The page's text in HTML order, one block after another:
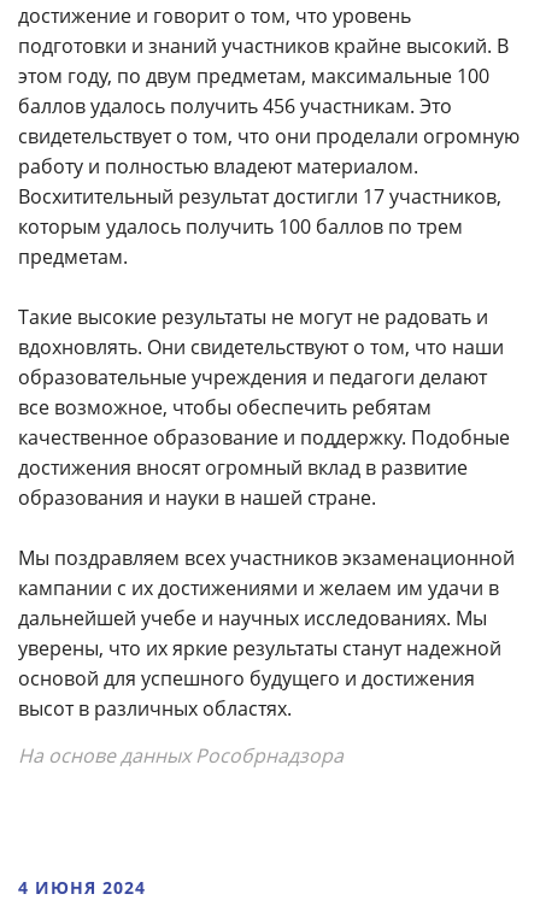
достижение и говорит о том, что уровень
подготовки и знаний участников крайне высокий. В
этом году, по двум предметам, максимальные 100
баллов удалось получить 456 участникам. Это
свидетельствует о том, что они проделали огромную
работу и полностью владеют материалом.
Восхитительный результат достигли 17 участников,
которым удалось получить 100 баллов по трем
предметам.
Такие высокие результаты не могут не радовать и
вдохновлять. Они свидетельствуют о том, что наши
образовательные учреждения и педагоги делают
все возможное, чтобы обеспечить ребятам
качественное образование и поддержку. Подобные
достижения вносят огромный вклад в развитие
образования и науки в нашей стране.
Мы поздравляем всех участников экзаменационной
кампании с их достижениями и желаем им удачи в
дальнейшей учебе и научных исследованиях. Мы
уверены, что их яркие результаты станут надежной
основой для успешного будущего и достижения
высот в различных областях.
На основе данных Рособрнадзора
4 ИЮНЯ 2024